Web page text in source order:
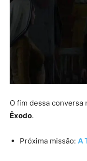
O fim dessa conversa
Êxodo.
Próxima missão: A